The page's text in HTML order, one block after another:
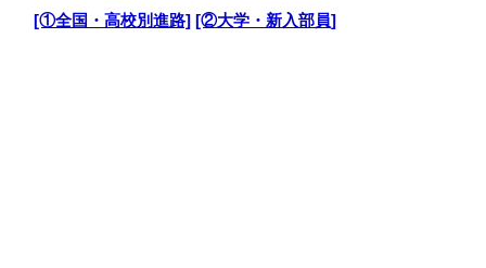
・[①全国・高校別進路] [②大学・新入部員]